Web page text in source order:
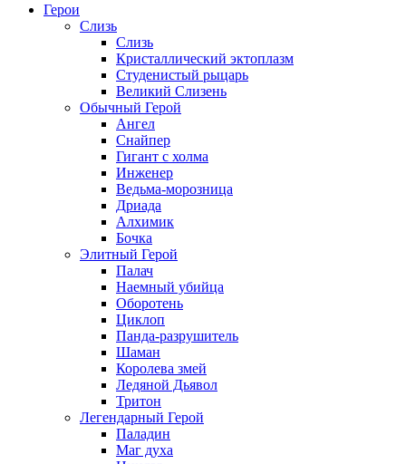
Герои
Слизь
Слизь
Кристаллический эктоплазм
Студенистый рыцарь
Великий Слизень
Обычный Герой
Ангел
Снайпер
Гигант с холма
Инженер
Ведьма-морозница
Дриада
Алхимик
Бочка
Элитный Герой
Палач
Наемный убийца
Оборотень
Циклоп
Панда-разрушитель
Шаман
Королева змей
Ледяной Дьявол
Тритон
Легендарный Герой
Паладин
Маг духа